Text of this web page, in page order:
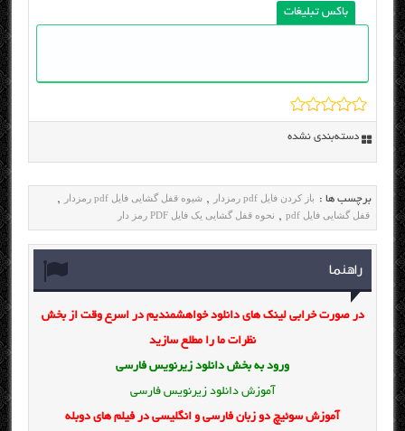
باکس تبلیغات
دسته‌بندی نشده
برچسب ها : باز کردن فایل pdf رمزدار , شیوه قفل گشایی فایل pdf رمزدار ,
قفل گشایی فایل pdf , نحوه قفل گشایی یک فایل PDF رمز دار
راهنما
در صورت خرابی لینک های دانلود خواهشمندیم در اسرع وقت از بخش
نظرات ما را مطلع سازید
ورود به بخش دانلود زیرنویس فارسی
آموزش دانلود زیرنویس فارسی
آموزش سوئیچ دو زبان فارسی و انگلیسی در فیلم های دوبله